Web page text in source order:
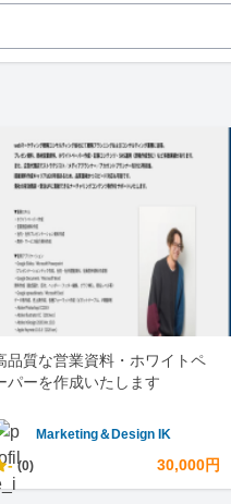
品質な営業資料・ホワイトペ
パーを作成いたします
Marketing＆Design IK
- (0) 30,000円